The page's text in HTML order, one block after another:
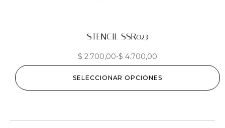
STENCIL SSR023
$ 2.700,00-$ 4.700,00
SELECCIONAR OPCIONES